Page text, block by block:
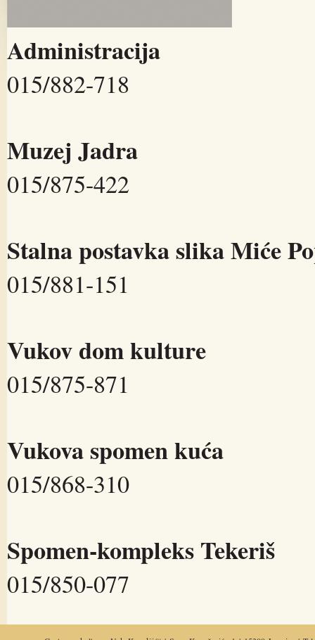
Administracija
015/882-718
Muzej Jadra
015/875-422
Stalna postavka slika Miće
015/881-151
Vukov dom kulture
015/875-871
Vukova spomen kuća
015/868-310
Spomen-kompleks Tekeriš
015/850-077